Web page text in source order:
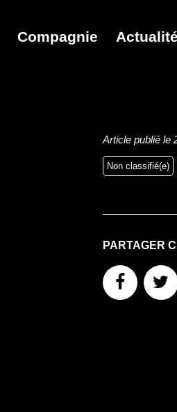
Compagnie
Article publié le
Non classifié(e)
PARTAGER